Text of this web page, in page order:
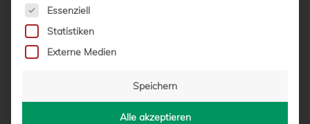
U23 GEWINNT AUCH DAS ZWEITE SPIEL IM
vonLorenz Schulze-Marmeling|16.02.2026 - 17:16
Es folgt eine Liste der Service-Gruppen, für die eine
Essenziell
Statistiken
Externe Medien
Speichern
Alle akzeptieren